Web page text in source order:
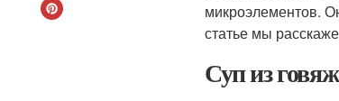
микроэлементов.
статье мы
Суп из